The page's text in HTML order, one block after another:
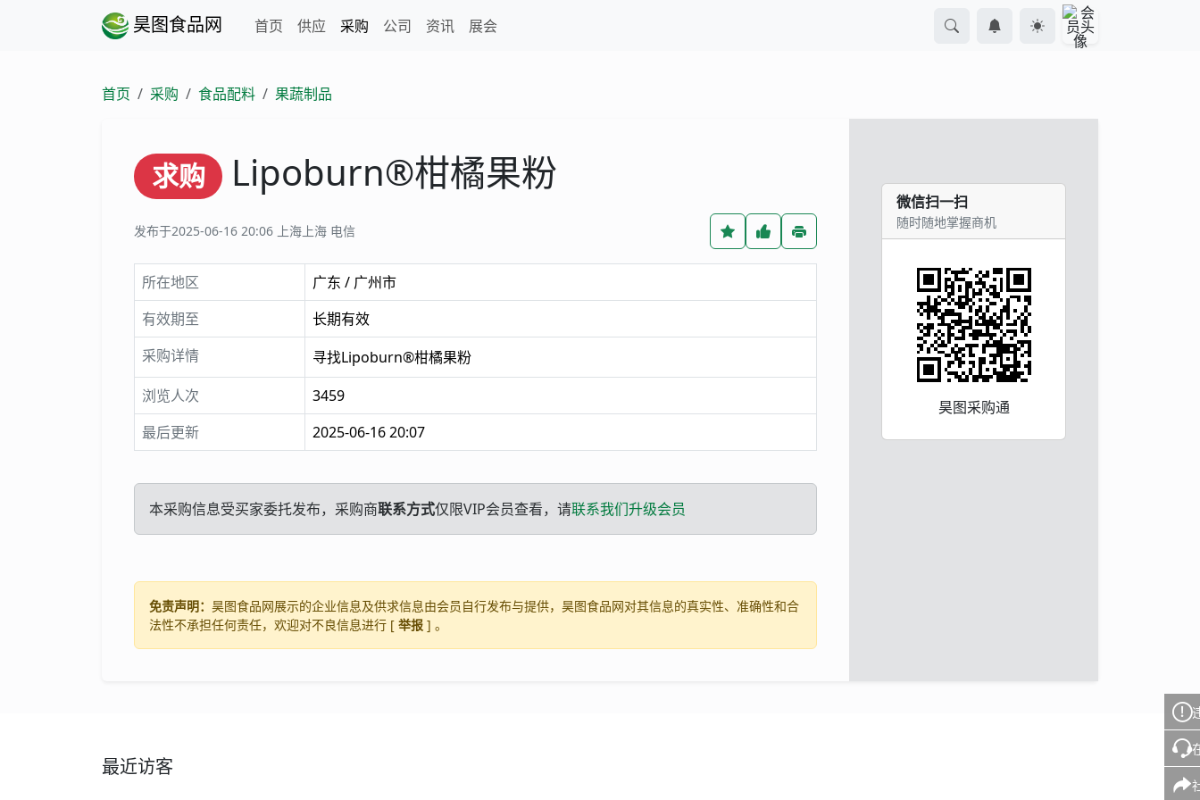
昊图食品网 首页 供应 采购 公司 资讯 展会
首页 采购 食品配料 果蔬制品
求购 Lipoburn®柑橘果粉
发布于2025-06-16 20:06 上海上海 电信
所在地区
广东 / 广州市
有效期至
长期有效
采购详情
寻找Lipoburn®柑橘果粉
浏览人次
3459
最后更新
2025-06-16 20:07
本采购信息受买家委托发布，采购商联系方式仅限VIP会员查看，请联系我们升级会员
免责声明： 昊图食品网展示的企业信息及供求信息由会员自行发布与提供，昊图食品网对其信息的真实性、准确性和合
法性不承担任何责任，欢迎对不良信息进行 [ 举报 ] 。
微信扫一扫
随时随地掌握商机
昊图采购通
最近访客